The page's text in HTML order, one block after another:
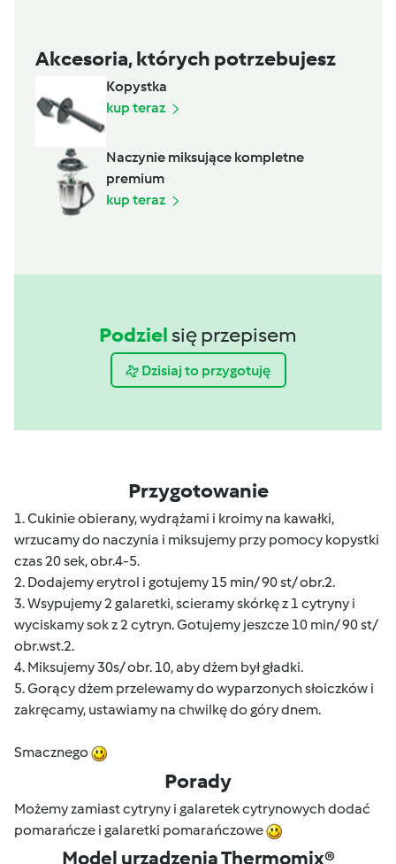
Akcesoria, których potrzebujesz
Kopystka
kup teraz
Naczynie miksujące kompletne
premium
kup teraz
Podziel się przepisem
Dzisiaj to przygotuję
Przygotowanie
1. Cukinie obierany, wydrążami i kroimy na kawałki,
wrzucamy do naczynia i miksujemy przy pomocy kopystki
czas 20 sek, obr.4-5.
2. Dodajemy erytrol i gotujemy 15 min/ 90 st/ obr.2.
3. Wsypujemy 2 galaretki, scieramy skórkę z 1 cytryny i
wyciskamy sok z 2 cytryn. Gotujemy jeszcze 10 min/ 90 st/
obr.wst.2.
4. Miksujemy 30s/ obr. 10, aby dżem był gładki.
5. Gorący dżem przelewamy do wyparzonych słoiczków i
zakręcamy, ustawiamy na chwilkę do góry dnem.
Smacznego
Porady
Możemy zamiast cytryny i galaretek cytrynowych dodać
pomarańcze i galaretki pomarańczowe
Model urządzenia Thermomix®